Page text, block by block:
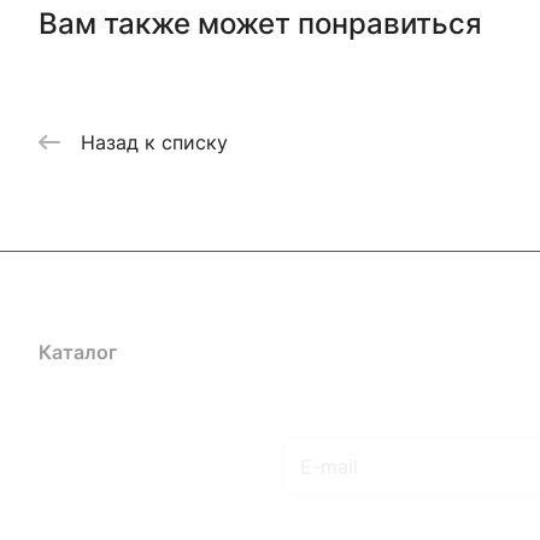
Вам также может понравиться
Назад к списку
Каталог